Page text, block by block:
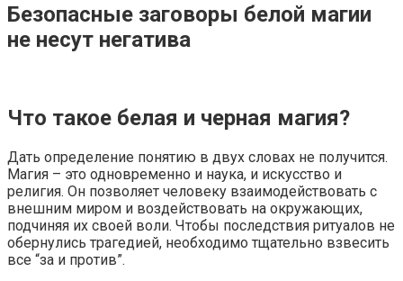
Безопасные заговоры белой магии
не несут негатива
Что такое белая и черная магия?
Дать определение понятию в двух словах не получится.
Магия – это одновременно и наука, и искусство и
религия. Он позволяет человеку взаимодействовать с
внешним миром и воздействовать на окружающих,
подчиняя их своей воли. Чтобы последствия ритуалов не
обернулись трагедией, необходимо тщательно взвесить
все “за и против”.